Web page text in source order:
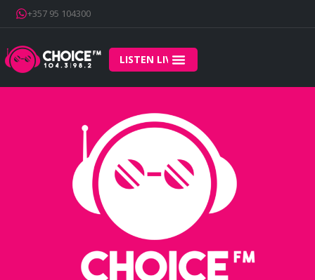
+357 95 104300
LISTEN LIVE